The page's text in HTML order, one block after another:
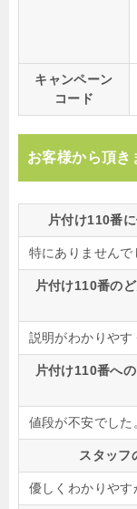
キャンペーン
コード
お客様から頂き
片付け110番
特にありませんで
片付け110番の
説明がわかりやす
片付け110番へ
値段が不安でした
スタッフ
優しくわかりやす